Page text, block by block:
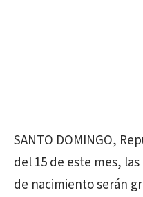
SANTO DOMINGO,
del 15 de este mes,
de nacimiento serán